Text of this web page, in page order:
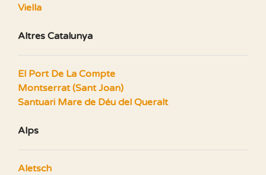
Viella
Altres Catalunya
El Port De La Compte
Montserrat (Sant Joan)
Santuari Mare de Déu del Queralt
Alps
Aletsch